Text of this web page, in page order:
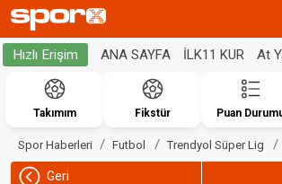
Hızlı Erişim ANA SAYFA İLK11 KUR At
Takımım Fikstür Puan
Spor Haberleri Futbol Trendyol Süper Lig
Geri